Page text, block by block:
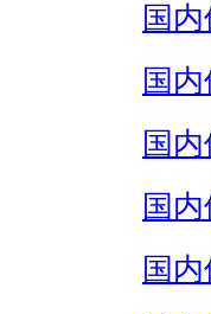
国
国
国
国
国